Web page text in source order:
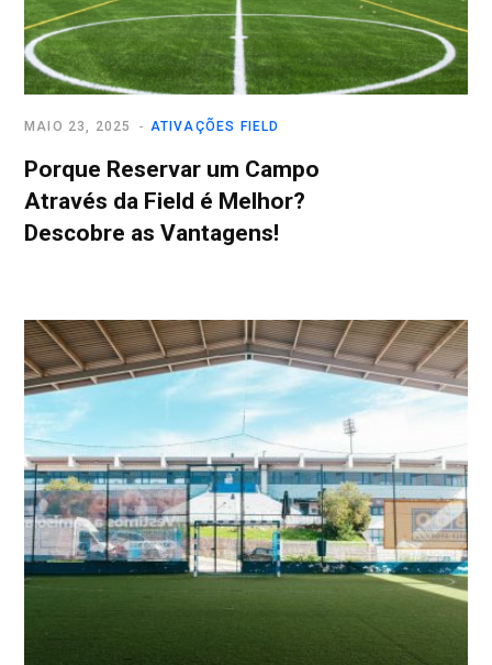
ATIVAÇÕES FIELD
MAIO 23, 2025
Porque Reservar um Campo
Através da Field é Melhor?
Descobre as Vantagens!